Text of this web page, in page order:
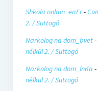
Shkola onlain_eaEr-
2. / Suttogó
Narkolog na dom_bvet-
nélkül 2. / Suttogó
Narkolog na dom_lnKa -
nélkül 2. / Suttogó